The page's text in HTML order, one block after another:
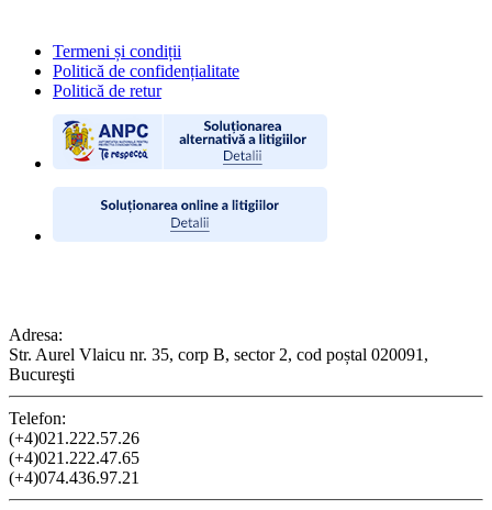
Termeni și condiții
Politică de confidențialitate
Politică de retur
Adresa:
Str. Aurel Vlaicu nr. 35, corp B, sector 2, cod poștal 020091,
Bucureşti
Telefon:
(+4)021.222.57.26
(+4)021.222.47.65
(+4)074.436.97.21